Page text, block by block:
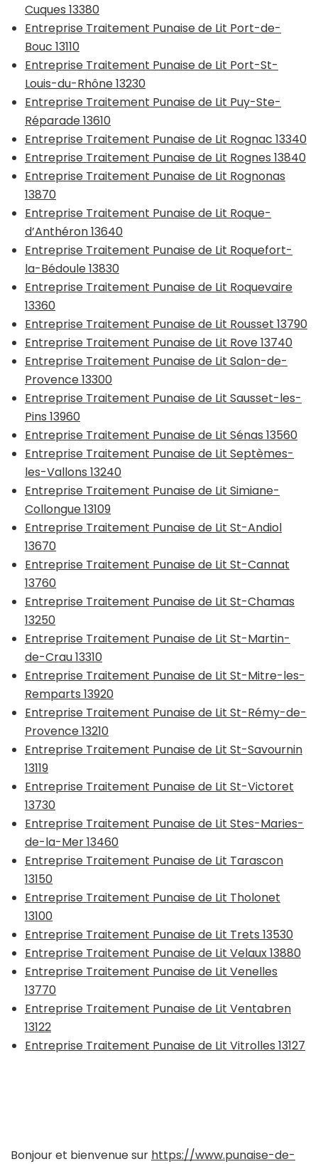
Cuques 13380
Entreprise Traitement Punaise de Lit Port-de-
Bouc 13110
Entreprise Traitement Punaise de Lit Port-St-
Louis-du-Rhône 13230
Entreprise Traitement Punaise de Lit Puy-Ste-
Réparade 13610
Entreprise Traitement Punaise de Lit Rognac 13340
Entreprise Traitement Punaise de Lit Rognes 13840
Entreprise Traitement Punaise de Lit Rognonas
13870
Entreprise Traitement Punaise de Lit Roque-
d’Anthéron 13640
Entreprise Traitement Punaise de Lit Roquefort-
la-Bédoule 13830
Entreprise Traitement Punaise de Lit Roquevaire
13360
Entreprise Traitement Punaise de Lit Rousset 13790
Entreprise Traitement Punaise de Lit Rove 13740
Entreprise Traitement Punaise de Lit Salon-de-
Provence 13300
Entreprise Traitement Punaise de Lit Sausset-les-
Pins 13960
Entreprise Traitement Punaise de Lit Sénas 13560
Entreprise Traitement Punaise de Lit Septèmes-
les-Vallons 13240
Entreprise Traitement Punaise de Lit Simiane-
Collongue 13109
Entreprise Traitement Punaise de Lit St-Andiol
13670
Entreprise Traitement Punaise de Lit St-Cannat
13760
Entreprise Traitement Punaise de Lit St-Chamas
13250
Entreprise Traitement Punaise de Lit St-Martin-
de-Crau 13310
Entreprise Traitement Punaise de Lit St-Mitre-les-
Remparts 13920
Entreprise Traitement Punaise de Lit St-Rémy-de-
Provence 13210
Entreprise Traitement Punaise de Lit St-Savournin
13119
Entreprise Traitement Punaise de Lit St-Victoret
13730
Entreprise Traitement Punaise de Lit Stes-Maries-
de-la-Mer 13460
Entreprise Traitement Punaise de Lit Tarascon
13150
Entreprise Traitement Punaise de Lit Tholonet
13100
Entreprise Traitement Punaise de Lit Trets 13530
Entreprise Traitement Punaise de Lit Velaux 13880
Entreprise Traitement Punaise de Lit Venelles
13770
Entreprise Traitement Punaise de Lit Ventabren
13122
Entreprise Traitement Punaise de Lit Vitrolles 13127
Bonjour et bienvenue sur https://www.punaise-de-